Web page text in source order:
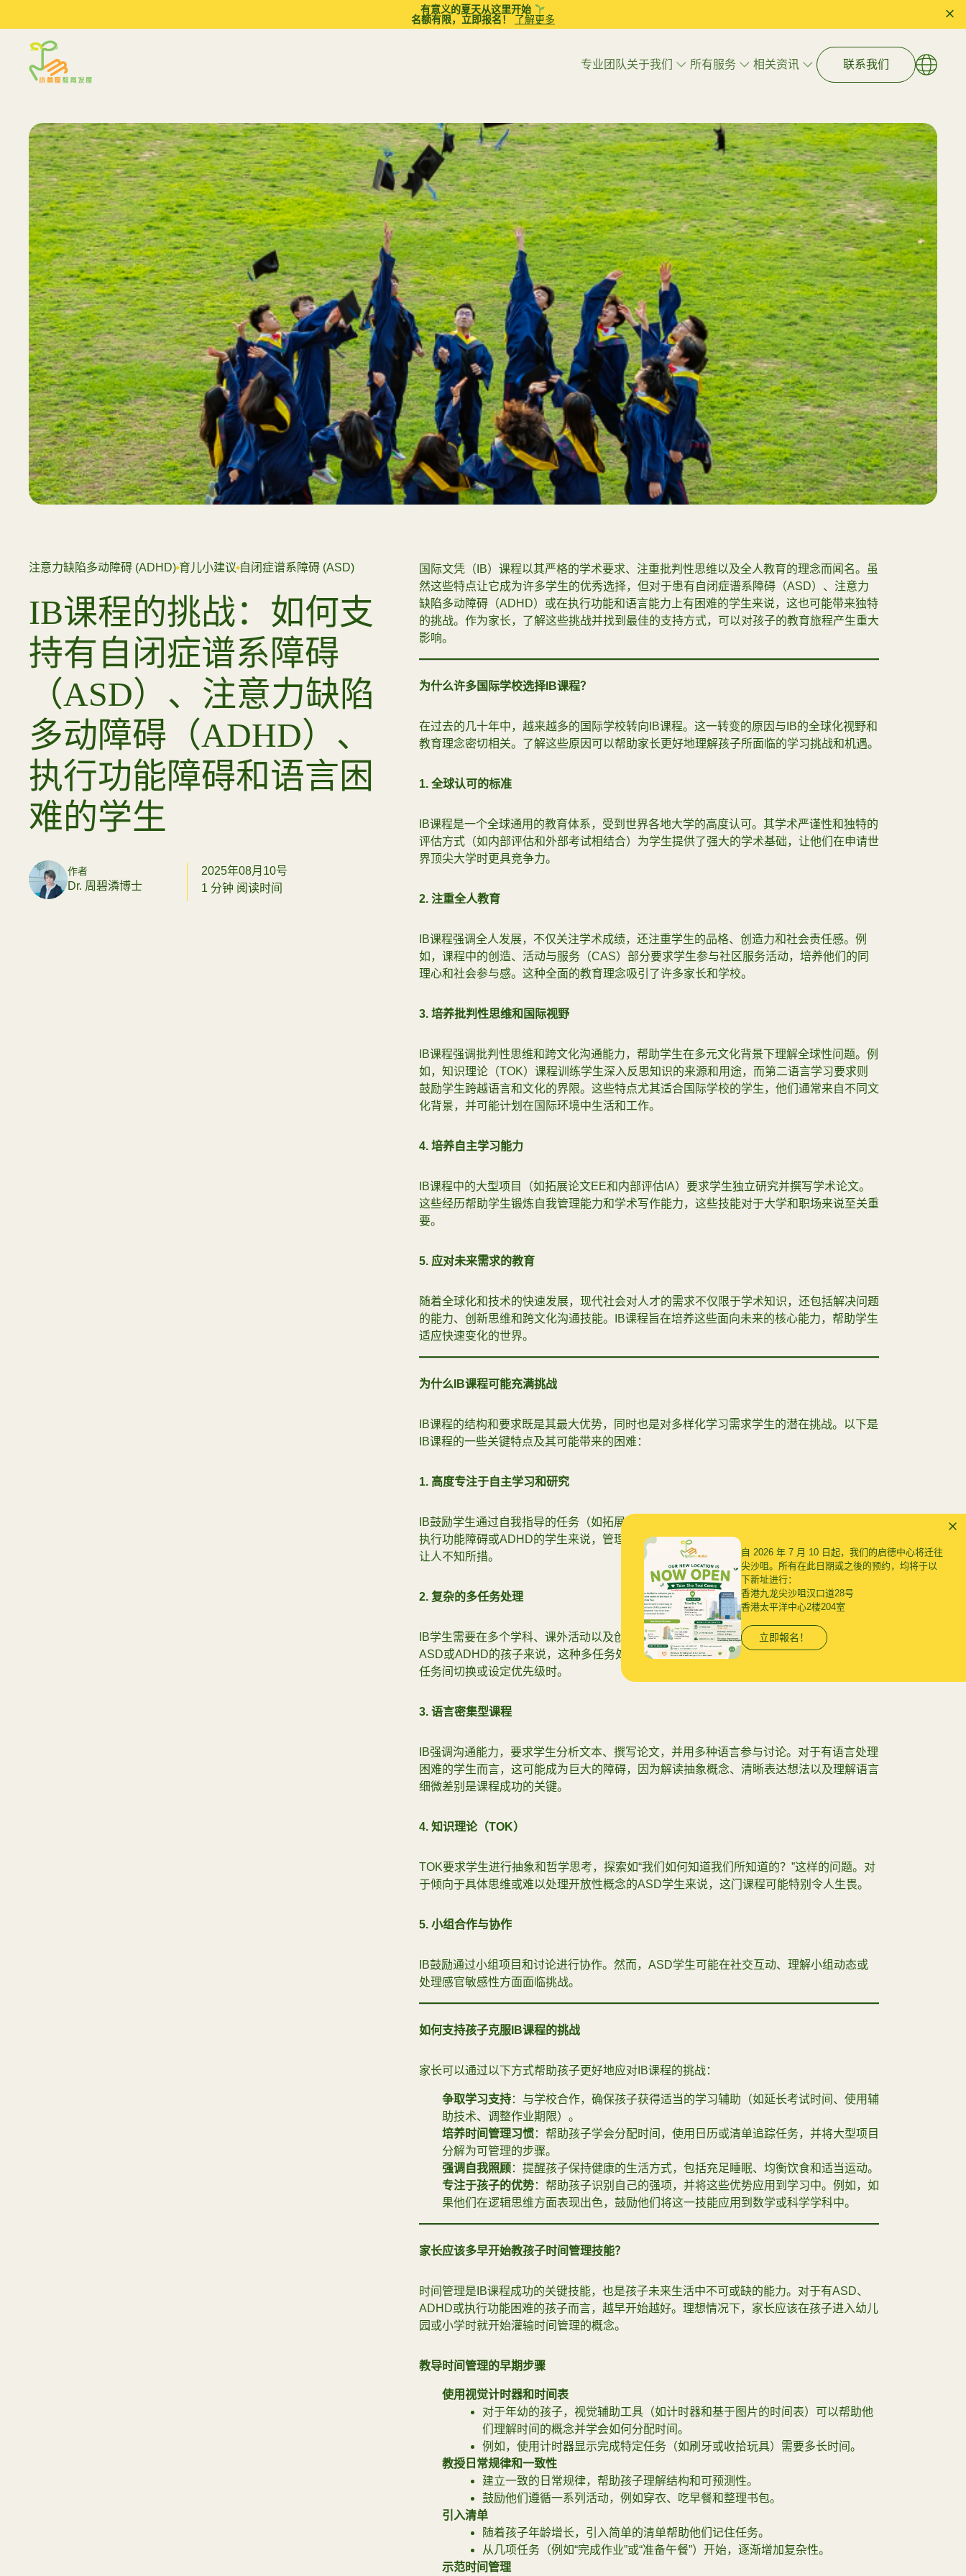
有意义的夏天从这里开始
名额有限，立即报名！
了解更多
Sprout in Motion
专业团队关于我们
关于我们
我们的环境
我们的合作伙伴
研讨会与讲座
媒体访问
加入我们
所有服务
服务
评估
到校支援服务
常规工作坊
夏令营 2026
应用行为分析（ABA）治疗 艺术治疗
职业治疗 游戏治疗
亲子互动治疗 (PCIT) 心理辅导
言语和语言治疗 执行功能辅导
父母辅导 家庭与儿童福祉辅导
相关资讯
文章及建议
季度工作坊
参考资料
最新文章
学习技巧与入学准备
克服开学焦虑：给家长与教育者的
临床指引
育儿小建议 青少年 青春期
陪同少女步入青春期：建立紧密父
女关系 的 10 个实用建议
全面心理教育评估 教育策略
解读孩子的成长密码：为什么儿童
心理评估必须认准“卫生署注册”专
家？
查看全部
2026 Summer in Motion：夏日启航！
联系我们
语言
繁體
简体
自 2026 年 7 月 10 日起，我们的启德中心将迁往
尖沙咀。所有在此日期或之後的预约，均将于以
下新址进行：
香港九龙尖沙咀汉口道28号
香港太平洋中心2楼204室
立即報名！
注意力缺陷多动障碍 (ADHD) 育儿小建议 自闭症谱系障碍 (ASD)
IB课程的挑战：如何支
持有自闭症谱系障碍
（ASD）、注意力缺陷
多动障碍（ADHD）、
执行功能障碍和语言困
难的学生
作者
Dr. 周碧潾博士
2025年08月10号
1 分钟 阅读时间
国际文凭（IB）课程以其严格的学术要求、注重批判性思维以及全人教育的理念而闻名。虽
然这些特点让它成为许多学生的优秀选择，但对于患有自闭症谱系障碍（ASD）、注意力
缺陷多动障碍（ADHD）或在执行功能和语言能力上有困难的学生来说，这也可能带来独特
的挑战。作为家长，了解这些挑战并找到最佳的支持方式，可以对孩子的教育旅程产生重大
影响。
为什么许多国际学校选择IB课程？
在过去的几十年中，越来越多的国际学校转向IB课程。这一转变的原因与IB的全球化视野和
教育理念密切相关。了解这些原因可以帮助家长更好地理解孩子所面临的学习挑战和机遇。
1.全球认可的标准
IB课程是一个全球通用的教育体系，受到世界各地大学的高度认可。其学术严谨性和独特的
评估方式（如内部评估和外部考试相结合）为学生提供了强大的学术基础，让他们在申请世
界顶尖大学时更具竞争力。
2.注重全人教育
IB课程强调全人发展，不仅关注学术成绩，还注重学生的品格、创造力和社会责任感。例
如，课程中的创造、活动与服务（CAS）部分要求学生参与社区服务活动，培养他们的同
理心和社会参与感。这种全面的教育理念吸引了许多家长和学校。
3.培养批判性思维和国际视野
IB课程强调批判性思维和跨文化沟通能力，帮助学生在多元文化背景下理解全球性问题。例
如，知识理论（TOK）课程训练学生深入反思知识的来源和用途，而第二语言学习要求则
鼓励学生跨越语言和文化的界限。这些特点尤其适合国际学校的学生，他们通常来自不同文
化背景，并可能计划在国际环境中生活和工作。
4.培养自主学习能力
IB课程中的大型项目（如拓展论文EE和内部评估IA）要求学生独立研究并撰写学术论文。
这些经历帮助学生锻炼自我管理能力和学术写作能力，这些技能对于大学和职场来说至关重
要。
5. 应对未来需求的教育
随着全球化和技术的快速发展，现代社会对人才的需求不仅限于学术知识，还包括解决问题
的能力、创新思维和跨文化沟通技能。IB课程旨在培养这些面向未来的核心能力，帮助学生
适应快速变化的世界。
为什么 IB课程可能充满挑战
IB课程的结构和要求既是其最大优势，同时也是对多样化学习需求学生的潜在挑战。以下是
IB课程的一些关键特点及其可能带来的困难：
1. 高度专注于自主学习和研究
IB鼓励学生通过自我指导的任务（如拓展论文EE和内部评估IA）掌控自己的学习。对于有
执行功能障碍或ADHD的学生来说，管理长期项目、组织研究资料以及按时完成任务可能会
让人不知所措。
2.复杂的多任务处理
IB学生需要在多个学科、课外活动以及创造、活动与服务（CAS）之间切换。对于患有
ASD或ADHD的孩子来说，这种多任务处理可能会导致极大的压力，尤其是当需要在不同
任务间切换或设定优先级时。
3.语言密集型课程
IB强调沟通能力，要求学生分析文本、撰写论文，并用多种语言参与讨论。对于有语言处理
困难的学生而言，这可能成为巨大的障碍，因为解读抽象概念、清晰表达想法以及理解语言
细微差别是课程成功的关键。
4.知识理论（TOK）
TOK要求学生进行抽象和哲学思考，探索如“我们如何知道我们所知道的？”这样的问题。对
于倾向于具体思维或难以处理开放性概念的ASD学生来说，这门课程可能特别令人生畏。
5.小组合作与协作
IB鼓励通过小组项目和讨论进行协作。然而，ASD学生可能在社交互动、理解小组动态或
处理感官敏感性方面面临挑战。
如何支持孩子克服 IB课程的挑战
家长可以通过以下方式帮助孩子更好地应对IB课程的挑战：
争取学习支持：与学校合作，确保孩子获得适当的学习辅助（如延长考试时间、使用辅
助技术、调整作业期限）。
培养时间管理习惯：帮助孩子学会分配时间，使用日历或清单追踪任务，并将大型项目
分解为可管理的步骤。
强调自我照顾：提醒孩子保持健康的生活方式，包括充足睡眠、均衡饮食和适当运动。
专注于孩子的优势：帮助孩子识别自己的强项，并将这些优势应用到学习中。例如，如
果他们在逻辑思维方面表现出色，鼓励他们将这一技能应用到数学或科学学科中。
家长应该多早开始教孩子时间管理技能？
时间管理是IB课程成功的关键技能，也是孩子未来生活中不可或缺的能力。对于有ASD、
ADHD或执行功能困难的孩子而言，越早开始越好。理想情况下，家长应该在孩子进入幼儿
园或小学时就开始灌输时间管理的概念。
教导时间管理的早期步骤
使用视觉计时器和时间表
对于年幼的孩子，视觉辅助工具（如计时器和基于图片的时间表）可以帮助他
们理解时间的概念并学会如何分配时间。
例如，使用计时器显示完成特定任务（如刷牙或收拾玩具）需要多长时间。
教授日常规律和一致性
建立一致的日常规律，帮助孩子理解结构和可预测性。
鼓励他们遵循一系列活动，例如穿衣、吃早餐和整理书包。
引入清单
随着孩子年龄增长，引入简单的清单帮助他们记住任务。
从几项任务（例如“完成作业”或“准备午餐”）开始，逐渐增加复杂性。
示范时间管理